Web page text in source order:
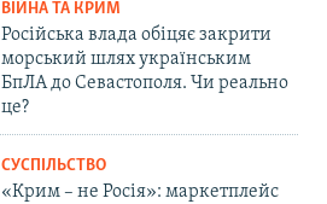
ВІЙНА ТА КРИМ
Російська влада обіцяє закрити
морський шлях українським
БпЛА до Севастополя. Чи реально
це?
СУСПІЛЬСТВО
«Крим – не Росія»: маркетплейс